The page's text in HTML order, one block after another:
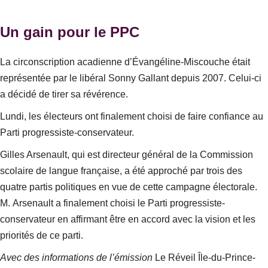
Un gain pour le PPC
La circonscription acadienne d’Évangéline-Miscouche était
représentée par le libéral Sonny Gallant depuis 2007. Celui-ci
a décidé de tirer sa révérence.
Lundi, les électeurs ont finalement choisi de faire confiance au
Parti progressiste-conservateur.
Gilles Arsenault, qui est directeur général de la Commission
scolaire de langue française, a été approché par trois des
quatre partis politiques en vue de cette campagne électorale.
M. Arsenault a finalement choisi le Parti progressiste-
conservateur en affirmant être en accord avec la vision et les
priorités de ce parti.
Avec des informations de l’émission Le Réveil Île-du-Prince-